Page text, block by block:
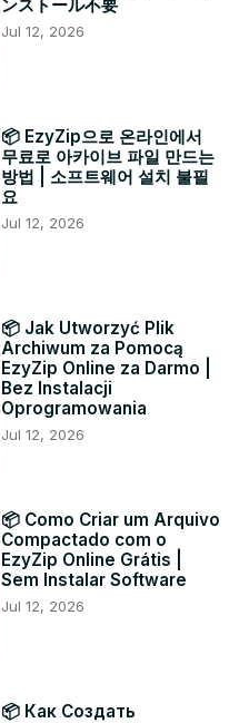
ンストール不要
Jul 12, 2026
📦 EzyZip으로 온라인에서
무료로 아카이브 파일 만드는
방법 | 소프트웨어 설치 불필
요
Jul 12, 2026
📦 Jak Utworzyć Plik
Archiwum za Pomocą
EzyZip Online za Darmo |
Bez Instalacji
Oprogramowania
Jul 12, 2026
📦 Como Criar um Arquivo
Compactado com o
EzyZip Online Grátis |
Sem Instalar Software
Jul 12, 2026
📦 Как Создать